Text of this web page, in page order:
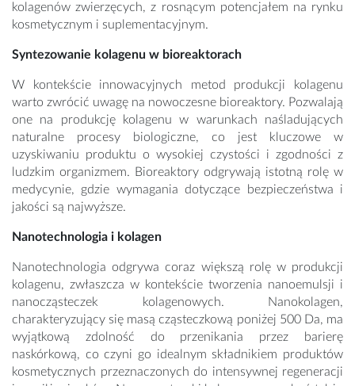
kolagenów zwierzęcych, z rosnącym potencjałem na rynku
kosmetycznym i suplementacyjnym.
Syntezowanie kolagenu w bioreaktorach
W kontekście innowacyjnych metod produkcji kolagenu
warto zwrócić uwagę na nowoczesne bioreaktory. Pozwalają
one na produkcję kolagenu w warunkach naśladujących
naturalne procesy biologiczne, co jest kluczowe w
uzyskiwaniu produktu o wysokiej czystości i zgodności z
ludzkim organizmem. Bioreaktory odgrywają istotną rolę w
medycynie, gdzie wymagania dotyczące bezpieczeństwa i
jakości są najwyższe.
Nanotechnologia i kolagen
Nanotechnologia odgrywa coraz większą rolę w produkcji
kolagenu, zwłaszcza w kontekście tworzenia nanoemulsji i
nanocząsteczek kolagenowych. Nanokolagen,
charakteryzujący się masą cząsteczkową poniżej 500 Da, ma
wyjątkową zdolność do przenikania przez barierę
naskórkową, co czyni go idealnym składnikiem produktów
kosmetycznych przeznaczonych do intensywnej regeneracji